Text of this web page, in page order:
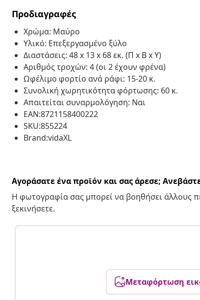
Προδιαγραφές
Χρώμα: Μαύρο
Υλικό: Επεξεργασμένο ξύλο
Διαστάσεις: 48 x 13 x 68 εκ. (Π x Β x Υ)
Αριθμός τροχών: 4 (οι 2 έχουν φρένα)
Ωφέλιμο φορτίο ανά ράφι: 15-20 κ.
Συνολική χωρητικότητα φόρτωσης: 60 κ.
Απαιτείται συναρμολόγηση: Ναι
EAN:8721158400222
SKU:855224
Brand:vidaXL
Αγοράσατε ένα προϊόν και σας άρεσε;
Η φωτογραφία σας μπορεί να βοηθήσει άλλους
ξεκινήσετε.
Μεταφόρτωση